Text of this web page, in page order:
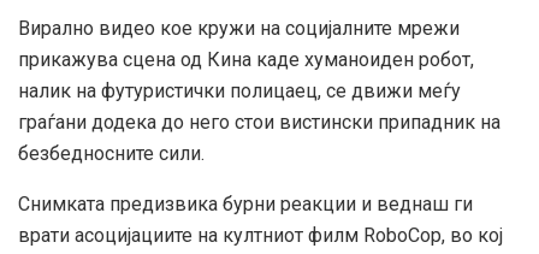
Вирално видео кое кружи на социјалните мрежи
прикажува сцена од Кина каде хуманоиден робот,
налик на футуристички полицаец, се движи меѓу
граѓани додека до него стои вистински припадник на
безбедносните сили.
Снимката предизвика бурни реакции и веднаш ги
врати асоцијациите на култниот филм RoboCop, во кој